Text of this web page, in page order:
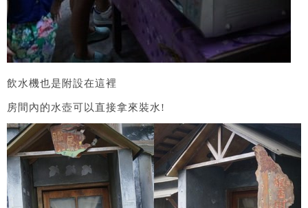
飲水機也是附設在這裡
房間內的水壺可以直接拿來裝水!